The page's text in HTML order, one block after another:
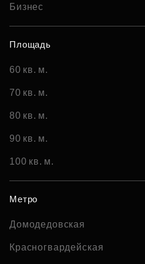
Бизнес
Площадь
60 кв. м.
70 кв. м.
80 кв. м.
90 кв. м.
100 кв. м.
Метро
Домодедовская
Красногвардейская